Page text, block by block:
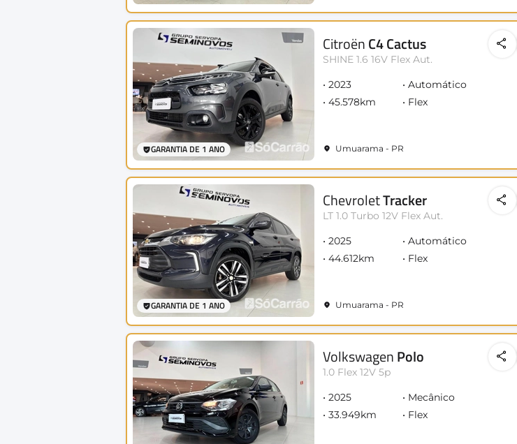
GARANTIA DE 1 ANO
CitroënC4 Cactus
SHINE 1.6 16V Flex Aut.
2023
Automático
45.578km
Flex
Umuarama - PR
GARANTIA DE 1 ANO
ChevroletTracker
LT 1.0 Turbo 12V Flex Aut.
2025
Automático
44.612km
Flex
Umuarama - PR
VolkswagenPolo
1.0 Flex 12V 5p
2025
Mecânico
33.949km
Flex